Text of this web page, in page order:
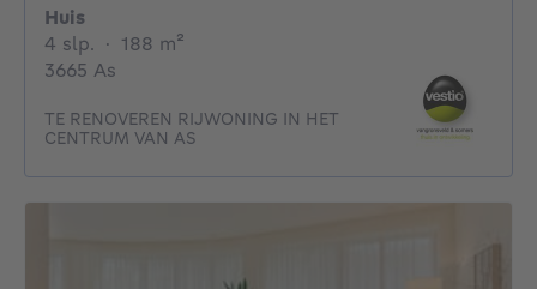
Huis
4 slp. 4 slaapkamers
· 188 m²
3665 As
TE RENOVEREN RIJWONING IN HET
CENTRUM VAN AS